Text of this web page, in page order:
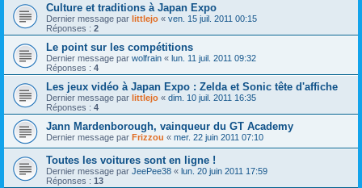
Culture et traditions à Japan Expo
Dernier message par littlejo « ven. 15 juil. 2011 00:15
Réponses : 2
Le point sur les compétitions
Dernier message par wolfrain « lun. 11 juil. 2011 09:32
Réponses : 4
Les jeux vidéo à Japan Expo : Zelda et Sonic tête d'affiche
Dernier message par littlejo « dim. 10 juil. 2011 16:35
Réponses : 4
Jann Mardenborough, vainqueur du GT Academy
Dernier message par Frizzou « mer. 22 juin 2011 07:10
Toutes les voitures sont en ligne !
Dernier message par JeePee38 « lun. 20 juin 2011 17:59
Réponses : 13